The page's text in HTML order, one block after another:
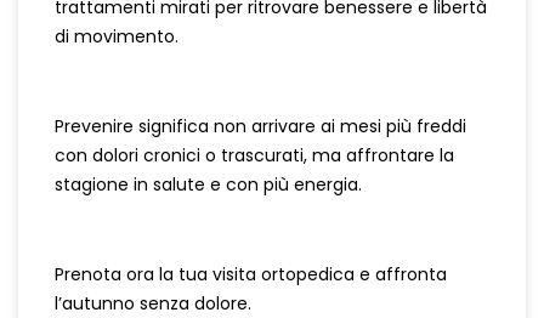
trattamenti mirati per ritrovare benessere e libertà
di movimento.
Prevenire significa non arrivare ai mesi più freddi
con dolori cronici o trascurati, ma affrontare la
stagione in salute e con più energia.
Prenota ora la tua visita ortopedica e affronta
l’autunno senza dolore.